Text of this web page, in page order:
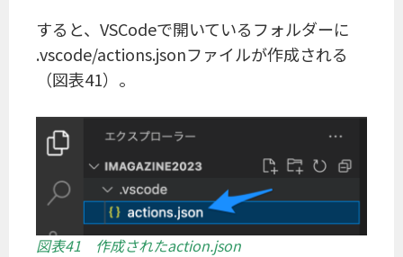
すると、VSCodeで開いているフォルダーに
.vscode/actions.jsonファイルが作成される
（図表41）。
図表41 作成されたaction.json